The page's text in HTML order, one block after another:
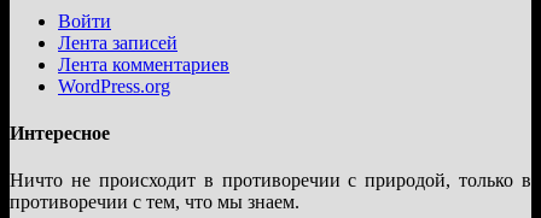
Войти
Лента записей
Лента комментариев
WordPress.org
Интересное
Ничто не происходит в противоречии с природой, только в
противоречии с тем, что мы знаем.